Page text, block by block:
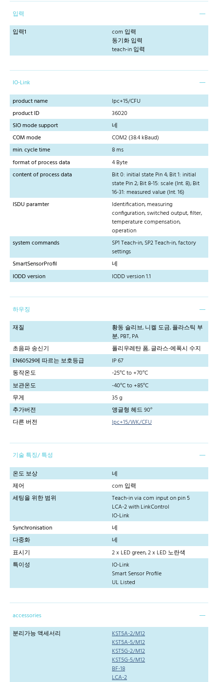
입력
입력1
com 입력
동기화 입력
teach-in 입력
IO-Link
product name
lpc+15/CFU
product ID
36020
SIO mode support
네
COM mode
COM2 (38.4 kBaud)
min. cycle time
8 ms
format of process data
4 Byte
content of process data
Bit 0: initial state Pin 4; Bit 1: initial
state Pin 2; Bit 8-15: scale (Int. 8); Bit
16-31: measured value (Int. 16)
ISDU paramter
Identification, measuring
configuration, switched output, filter,
temperature compensation,
operation
system commands
SP1 Teach-in, SP2 Teach-in, factory
settings
SmartSensorProfil
네
IODD version
IODD version 1.1
하우징
재질
황동 슬리브, 니켈 도금, 플라스틱 부
분, PBT, PA
초음파 송신기
폴리우레탄 폼, 글라스-에폭시 수지
EN60529에 따르는 보호등급
IP 67
동작온도
-25°C to +70°C
보관온도
-40°C to +85°C
무게
35 g
추가버전
앵글형 헤드 90°
다른 버전
lpc+15/WK/CFU
기술 특징/ 특성
온도 보상
네
제어
com 입력
세팅을 위한 범위
Teach-in via com input on pin 5
LCA-2 with LinkControl
IO-Link
Synchronisation
네
다중화
네
표시기
2 x LED green, 2 x LED 노란색
특이성
IO-Link
Smart Sensor Profile
UL Listed
accessories
분리가능 액세서리
KST5A-2/M12
KST5A-5/M12
KST5G-2/M12
KST5G-5/M12
BF-18
LCA-2